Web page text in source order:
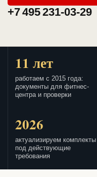
+7 495 231-03-29
11 лет
работаем с 2015 года:
документы для фитнес-
центра и проверки
2026
актуализируем комплекты
под действующие
требования